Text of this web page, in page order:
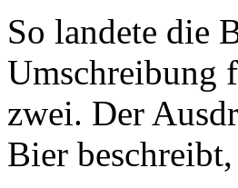
So landete die
Umschreibung
zwei. Der
Bier